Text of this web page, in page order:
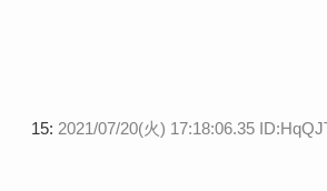
15: 2021/07/20(火) 17:18:06.35